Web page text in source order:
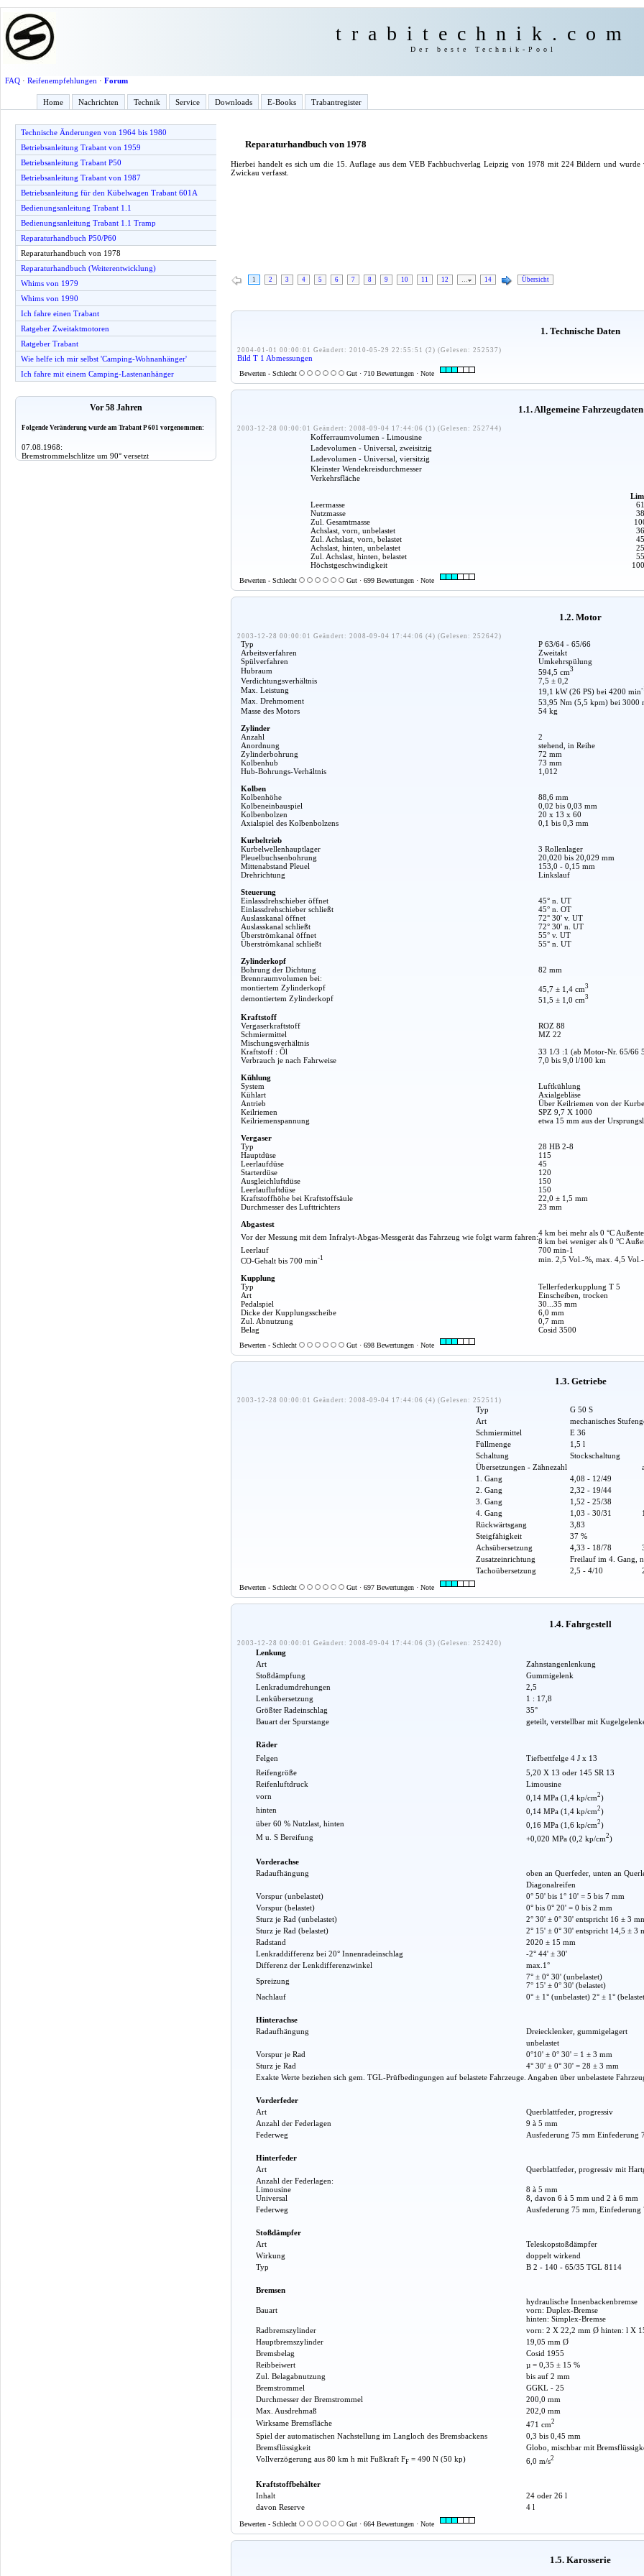
trabitechnik.com
Der beste Technik-Pool
FAQ· Reifenempfehlungen · Forum
Home Nachrichten Technik Service Downloads E-Books Trabantregister
Technische Änderungen von 1964 bis 1980
Betriebsanleitung Trabant von 1959
Betriebsanleitung Trabant P50
Betriebsanleitung Trabant von 1987
Betriebsanleitung für den Kübelwagen Trabant 601A
Bedienungsanleitung Trabant 1.1
Bedienungsanleitung Trabant 1.1 Tramp
Reparaturhandbuch P50/P60
Reparaturhandbuch von 1978
Reparaturhandbuch (Weiterentwicklung)
Whims von 1979
Whims von 1990
Ich fahre einen Trabant
Ratgeber Zweitaktmotoren
Ratgeber Trabant
Wie helfe ich mir selbst 'Camping-Wohnanhänger'
Ich fahre mit einem Camping-Lastenanhänger
Vor 58 Jahren
Folgende Veränderung wurde am Trabant P 601 vorgenommen:
07.08.1968:
Bremstrommelschlitze um 90° versetzt
Reparaturhandbuch von 1978
Hierbei handelt es sich um die 15. Auflage aus dem VEB Fachbuchverlag Leipzig von 1978 mit 224 Bildern und
Zwickau verfasst.
1 2 3 4 5 6 7 8 9 10 11 12 … 14 Übersicht
1. Technische Daten
2004-01-01 00:00:01 Geändert: 2010-05-29 22:55:51 (2) (Gelesen: 252537)
Bild T 1 Abmessungen
Bewerten - Schlecht Gut · 710 Bewertungen · Note
1.1. Allgemeine Fahrzeugdaten
2003-12-28 00:00:01 Geändert: 2008-09-04 17:44:06 (1) (Gelesen: 252744)
Kofferraumvolumen - Limousine
Ladevolumen - Universal, zweisitzig
Ladevolumen - Universal, viersitzig
Kleinster Wendekreisdurchmesser
Verkehrsfläche
Leermasse
Nutzmasse
Zul. Gesamtmasse
Achslast, vorn, unbelastet
Zul. Achslast, vorn, belastet
Achslast, hinten, unbelastet
Zul. Achslast, hinten, belastet
Höchstgeschwindigkeit
Bewerten - Schlecht Gut · 699 Bewertungen · Note
1.2. Motor
2003-12-28 00:00:01 Geändert: 2008-09-04 17:44:06 (4) (Gelesen: 252642)
Typ
P 63/64 - 65/66
Arbeitsverfahren
Zweitakt
Spülverfahren
Umkehrspülung
Hubraum
594,5 cm3
Verdichtungsverhältnis
7,5 ± 0,2
Max. Leistung
19,1 kW (26 PS) bei 4200 min-
Max. Drehmoment 53,95 Nm (5,5 kpm) bei 3000
Masse des Motors
54 kg
Zylinder
Anzahl
2
Anordnung
stehend, in Reihe
Zylinderbohrung
72 mm
Kolbenhub
73 mm
Hub-Bohrungs-Verhältnis
1,012
Kolben
Kolbenhöhe
88,6 mm
Kolbeneinbauspiel
0,02 bis 0,03 mm
Kolbenbolzen
20 x 13 x 60
Axialspiel des Kolbenbolzens
0,1 bis 0,3 mm
Kurbeltrieb
Kurbelwellenhauptlager
3 Rollenlager
Pleuelbuchsenbohrung
20,020 bis 20,029 mm
Mittenabstand Pleuel
153,0 - 0,15 mm
Drehrichtung
Linkslauf
Steuerung
Einlassdrehschieber öffnet
45° n. UT
Einlassdrehschieber schließt
45° n. OT
Auslasskanal öffnet
72° 30' v. UT
Auslasskanal schließt
72° 30' n. UT
Überströmkanal öffnet
55° v. UT
Überströmkanal schließt
55° n. UT
Zylinderkopf
Bohrung der Dichtung
82 mm
Brennraumvolumen bei:
montiertem Zylinderkopf
45,7 ± 1,4 cm3
demontiertem Zylinderkopf 51,5 ± 1,0 cm3
Kraftstoff
Vergaserkraftstoff
ROZ 88
Schmiermittel
MZ 22
Mischungsverhältnis
Kraftstoff : Öl
33 1/3 :1 (ab Motor-Nr. 65/66
Verbrauch je nach Fahrweise
7,0 bis 9,0 l/100 km
Kühlung
System
Luftkühlung
Kühlart
Axialgebläse
Antrieb
Über Keilriemen von der
Keilriemen
SPZ 9,7 X 1000
Keilriemenspannung
etwa 15 mm aus der
Vergaser
Typ
28 HB 2-8
Hauptdüse
115
Leerlaufdüse
45
Starterdüse
120
Ausgleichluftdüse
150
Leerlaufluftdüse
150
Kraftstoffhöhe bei Kraftstoffsäule
22,0 ± 1,5 mm
Durchmesser des Lufttrichters
23 mm
Abgastest
Vor der Messung mit dem Infralyt-Abgas-Messgerät das Fahrzeug wie folgt warm fahren:4 km bei mehr als 0 °C
8 km bei weniger als 0 °C
Leerlauf
700 min-1
CO-Gehalt bis 700 min-1 min. 2,5 Vol.-%, max. 4,5
Kupplung
Typ
Tellerfederkupplung T 5
Art
Einscheiben, trocken
Pedalspiel
30...35 mm
Dicke der Kupplungsscheibe
6,0 mm
Zul. Abnutzung
0,7 mm
Belag
Cosid 3500
Bewerten - Schlecht Gut · 698 Bewertungen · Note
1.3. Getriebe
2003-12-28 00:00:01 Geändert: 2008-09-04 17:44:06 (4) (Gelesen: 252511)
Typ
G 50 S
Art
mechanisches
Schmiermittel
E 36
Füllmenge
1,5 l
Schaltung
Stockschaltung
Übersetzungen - Zähnezahl
1. Gang
4,08 - 12/49
2. Gang
2,32 - 19/44
3. Gang
1,52 - 25/38
4. Gang
1,03 - 30/31
Rückwärtsgang
3,83
Steigfähigkeit
37 %
Achsübersetzung
4,33 - 18/78
Zusatzeinrichtung
Freilauf im 4. Gang,
Tachoübersetzung
2,5 - 4/10
Bewerten - Schlecht Gut · 697 Bewertungen · Note
1.4. Fahrgestell
2003-12-28 00:00:01 Geändert: 2008-09-04 17:44:06 (3) (Gelesen: 252420)
Lenkung
Art
Zahnstangenlenkung
Stoßdämpfung
Gummigelenk
Lenkradumdrehungen
2,5
Lenkübersetzung
1 : 17,8
Größter Radeinschlag
35°
Bauart der Spurstange
geteilt, verstellbar mit
Räder
Felgen
Tiefbettfelge 4 J x 13
Reifengröße
5,20 X 13 oder 145 SR 13
Reifenluftdruck
Limousine
vorn
0,14 MPa (1,4 kp/cm2)
hinten
0,14 MPa (1,4 kp/cm2)
über 60 % Nutzlast, hinten
0,16 MPa (1,6 kp/cm2)
M u. S Bereifung
+0,020 MPa (0,2 kp/cm2)
Vorderachse
Radaufhängung
oben an Querfeder, unten an
Diagonalreifen
Vorspur (unbelastet)
0° 50' bis 1° 10' = 5 bis 7 mm
Vorspur (belastet)
0° bis 0° 20' = 0 bis 2 mm
Sturz je Rad (unbelastet)
2° 30' ± 0° 30' entspricht 16 ± 3
Sturz je Rad (belastet)
2° 15' ± 0° 30' entspricht 14,5 ± 3
Radstand
2020 ± 15 mm
Lenkraddifferenz bei 20° Innenradeinschlag
-2° 44' ± 30'
Differenz der Lenkdifferenzwinkel
max.1°
Spreizung
7° ± 0° 30' (unbelastet)
7° 15' ± 0° 30' (belastet)
Nachlauf
0° ± 1° (unbelastet) 2° ± 1°
Hinterachse
Radaufhängung
Dreiecklenker, gummigelagert
unbelastet
Vorspur je Rad
0°10' ± 0° 30' = 1 ± 3 mm
Sturz je Rad
4° 30' ± 0° 30' = 28 ± 3 mm
Exakte Werte beziehen sich gem. TGL-Prüfbedingungen auf belastete Fahrzeuge. Angaben über unbelastete
Vorderfeder
Art
Querblattfeder, progressiv
Anzahl der Federlagen
9 à 5 mm
Federweg
Ausfederung 75 mm Einfederung
Hinterfeder
Art
Querblattfeder, progressiv mit
Anzahl der Federlagen:
Limousine
Universal
8 à 5 mm
8, davon 6 à 5 mm und 2 à 6 mm
Federweg
Ausfederung 75 mm, Einfederung
Stoßdämpfer
Art
Teleskopstoßdämpfer
Wirkung
doppelt wirkend
Typ
B 2 - 140 - 65/35 TGL 8114
Bremsen
Bauart
hydraulische Innenbackenbremse
vorn: Duplex-Bremse
hinten: Simplex-Bremse
Radbremszylinder
vorn: 2 X 22,2 mm Ø hinten: l X
Hauptbremszylinder
19,05 mm Ø
Bremsbelag
Cosid 1955
Reibbeiwert
µ = 0,35 ± 15 %
Zul. Belagabnutzung
bis auf 2 mm
Bremstrommel
GGKL - 25
Durchmesser der Bremstrommel
200,0 mm
Max. Ausdrehmaß
202,0 mm
Wirksame Bremsfläche
471 cm2
Spiel der automatischen Nachstellung im Langloch des Bremsbackens
0,3 bis 0,45 mm
Bremsflüssigkeit
Globo, mischbar mit
Vollverzögerung aus 80 km h mit Fußkraft FF= 490 N (50 kp) 6,0 m/s2
Kraftstoffbehälter
Inhalt
24 oder 26 l
davon Reserve
4 l
Bewerten - Schlecht Gut · 664 Bewertungen · Note
1.5. Karosserie